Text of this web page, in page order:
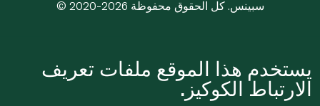
© 2020-2026 سبينس. كل الحقوق محفوظة
يستخدم هذا الموقع ملفات تعريف
الارتباط الكوكيز.